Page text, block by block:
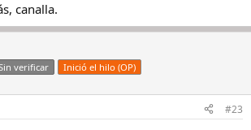
canalla.
verificar Inició el hilo (OP)
#23